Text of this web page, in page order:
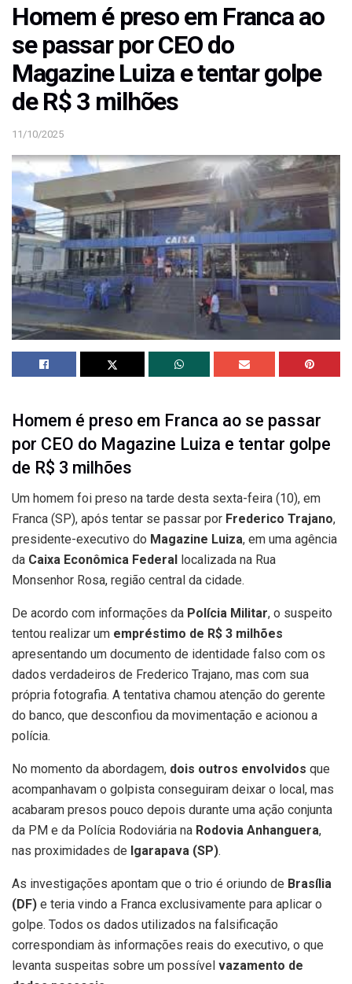
Homem é preso em Franca ao
se passar por CEO do
Magazine Luiza e tentar golpe
de R$ 3 milhões
11/10/2025
Homem é preso em Franca ao se passar
por CEO do Magazine Luiza e tentar golpe
de R$ 3 milhões
Um homem foi preso na tarde desta sexta-feira (10), em
Franca (SP), após tentar se passar por Frederico Trajano,
presidente-executivo do Magazine Luiza, em uma agência
da Caixa Econômica Federal localizada na Rua
Monsenhor Rosa, região central da cidade.
De acordo com informações da Polícia Militar, o suspeito
tentou realizar um empréstimo de R$ 3 milhões
apresentando um documento de identidade falso com os
dados verdadeiros de Frederico Trajano, mas com sua
própria fotografia. A tentativa chamou atenção do gerente
do banco, que desconfiou da movimentação e acionou a
polícia.
No momento da abordagem, dois outros envolvidos que
acompanhavam o golpista conseguiram deixar o local, mas
acabaram presos pouco depois durante uma ação conjunta
da PM e da Polícia Rodoviária na Rodovia Anhanguera,
nas proximidades de Igarapava (SP).
As investigações apontam que o trio é oriundo de Brasília
(DF) e teria vindo a Franca exclusivamente para aplicar o
golpe. Todos os dados utilizados na falsificação
correspondiam às informações reais do executivo, o que
levanta suspeitas sobre um possível vazamento de